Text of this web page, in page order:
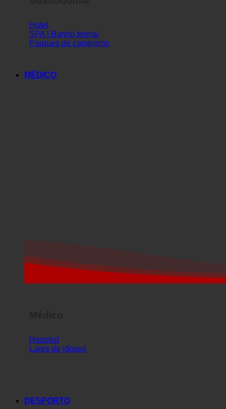
Hotel
SPA | Banho termal
Parques de campismo
MÉDICO
Hospital
Lares de idosos
DESPORTO